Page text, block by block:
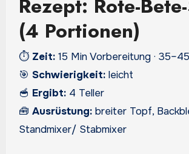
Rezept: Rote-
(4 Portionen)
⏱️ Zeit:15 Min Vorbereitung ·
🎯 Schwierigkeit:leicht
🥣 Ergibt:4 Teller
🧰 Ausrüstung:breiter Topf,
Standmixer/ Stabmixer